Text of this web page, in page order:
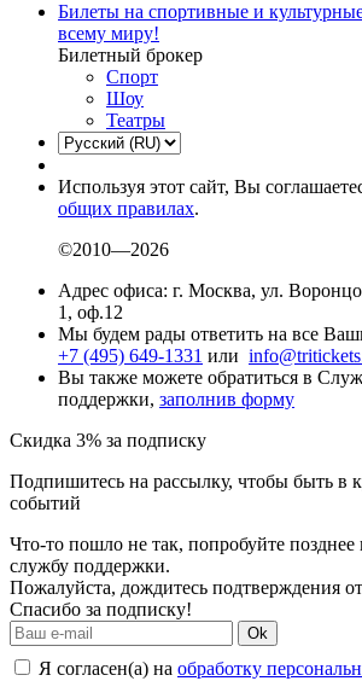
Билеты на спортивные и
всему миру!
Билетный брокер
Спорт
Шоу
Театры
Используя этот сайт, Вы
общих правилах.
©2010—2026
Адрес офиса: г. Москва, ул.
1, оф.12
Мы будем рады ответить на все
+7 (495) 649-1331 или
Вы также можете обратиться в
поддержки, заполнив форму
Скидка 3% за подписку
Подпишитесь на рассылку, чтобы быть в
событий
Что-то пошло не так, попробуйте позднее
службу поддержки.
Пожалуйста, дождитесь подтверждения
Спасибо за подписку!
Ok
Я согласен(а) на обработку